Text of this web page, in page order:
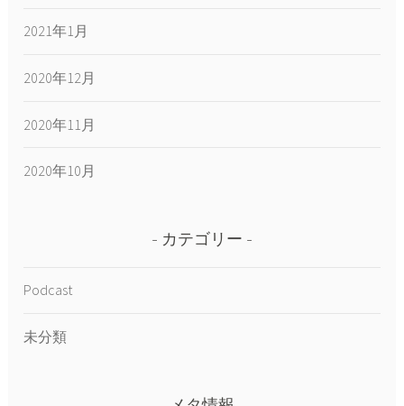
2021年1月
2020年12月
2020年11月
2020年10月
カテゴリー
Podcast
未分類